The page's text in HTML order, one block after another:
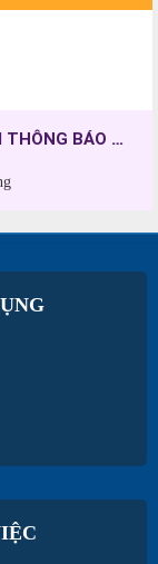
CÔNG TY TNHH THƯƠNG MẠI SAO MAI THÔNG BÁO TUYỂN DỤNG CÔNG NHÂN MAY, CHƯA CÓ TAY NGHỀ SẼ ĐƯỢC ĐÀO TẠO.